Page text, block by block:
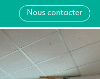
Nous contacter